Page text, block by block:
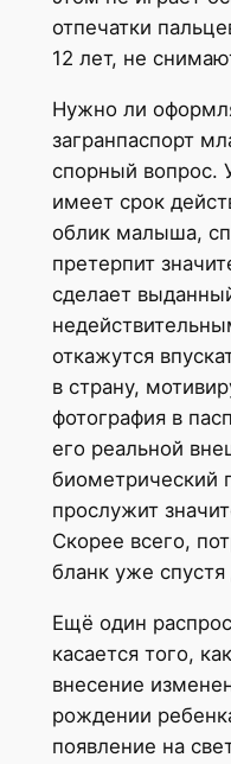
отпечатки
12 лет, не
Нужно ли
загранпаспорт
спорный вопрос.
имеет срок
облик малыша,
претерпит
сделает
откажутся
в страну,
фотография в
его реальной
биометрический
прослужит
Скорее всего,
бланк уже спустя
Ещё один
касается того,
внесение
рождении
появление на